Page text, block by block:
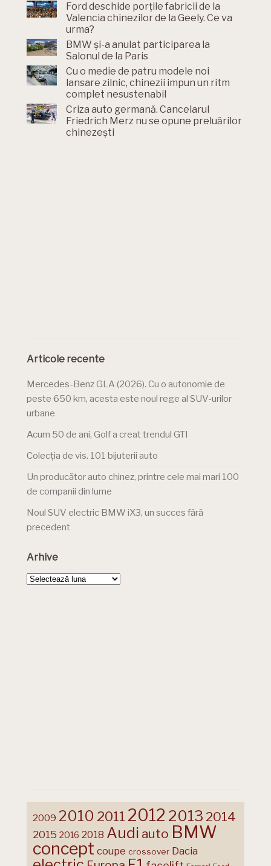
Ford deschide porțile fabricii de la
Valencia chinezilor de la Geely. Ce va
urma?
BMW și-a anulat participarea la
Salonul de la Paris
Cu o medie de patru modele noi
lansare zilnic, chinezii impun un ritm
complet nesustenabil
Criza auto germană. Cancelarul
Friedrich Merz nu se opune preluărilor
chinezești
Articole recente
Mercedes-Benz GLA (2026). Cu o autonomie de
peste 650 km, acesta este noul rege al SUV-urilor
urbane
Acum 50 de ani, Golf a creat trendul GTI
Colecția de vis. 101 bijuterii auto
Un producător auto chinez, printre cele mai mari 100
de companii din lume
Noul SUV electric BMW iX3, un succes fără
precedent
Arhive
Arhive
2009 2010 2011 2012 2013 2014
2015 2016 2018 Audi auto BMW
concept coupe crossover Dacia